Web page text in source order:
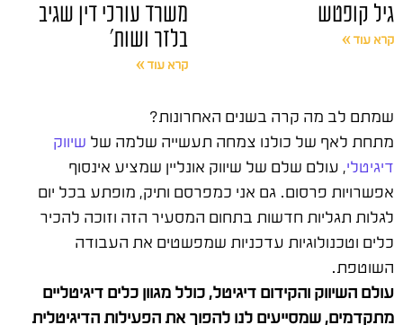
גיל קופטש
קרא עוד »
משרד עורכי דין שגיב
בלזר ושות'
קרא עוד »
שמתם לב מה קרה בשנים האחרונות?
מתחת לאף של כולנו צמחה תעשייה שלמה של שיווק
דיגיטלי, עולם שלם של שיווק אונליין שמציע אינסוף
אפשרויות פרסום. גם אני כמפרסם ותיק, מופתע בכל יום
לגלות תגליות חדשות בתחום המסעיר הזה וזוכה להכיר
כלים וטכנולוגיות עדכניות שמפשטים את העבודה
השוטפת.
עולם השיווק והקידום דיגיטל, כולל מגוון כלים דיגיטליים
מתקדמים, שמסייעים לנו להפוך את הפעילות הדיגיטלית